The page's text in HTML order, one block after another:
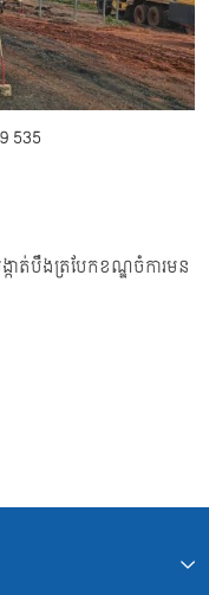
535
ត់បឹងត្របែកខណ្ឌចំការមន